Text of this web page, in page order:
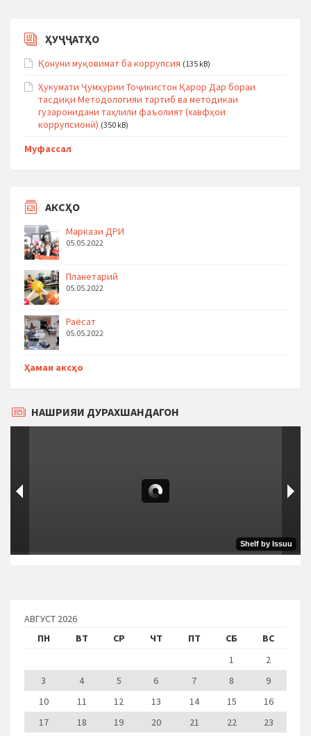
ҲУҶҶАТҲО
Қонуни муқовимат ба коррупсия (135 kB)
Ҳукумати Ҷумҳурии Тоҷикистон Қарор Дар бораи
тасдиқи Методологияи тартиб ва методикаи
гузаронидани таҳлили фаъолият (хавфҳои
коррупсионӣ) (350 kB)
Муфассал
АКСҲО
Маркази ДРИ
05.05.2022
Планетарий
05.05.2022
Раёсат
05.05.2022
Ҳамаи аксҳо
НАШРИЯИ ДУРАХШАНДАГОН
АВГУСТ 2026
ПН
ВТ СР ЧТ ПТ СБ ВС
1
2
3
4 5 6 7 8
9
10
11 12 13 14 15
16
17
18 19 20 21 22
23